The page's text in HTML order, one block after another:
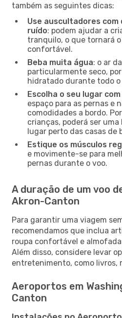
também as seguintes dicas:
Use auscultadores com
ruído: podem ajudar a
tranquilo, o que tornará
confortável.
Beba muita água: o ar
particularmente seco,
hidratado durante todo o
Escolha o seu lugar
espaço para as pernas e
comodidades a bordo.
crianças, poderá ser
lugar perto das casas de
Estique os músculos
e movimente-se para
pernas durante o voo.
A duração de um voo
Akron-Canton
Para garantir uma viagem
recomendamos que inclua
roupa confortável e
Além disso, considere levar
entretenimento, como livros,
Aeroportos em
Canton